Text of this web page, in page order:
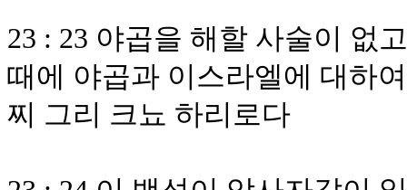
23 : 23 야곱을 해할 사술이 없
때에 야곱과 이스라엘에 대하
찌 그리 크뇨 하리로다